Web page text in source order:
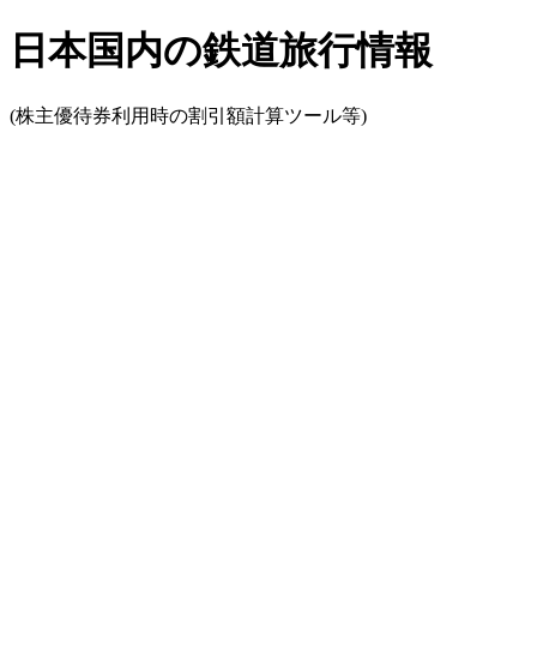
日本国内の鉄道旅行情報
(株主優待券利用時の割引額計算ツール等)